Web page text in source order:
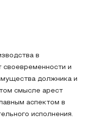
в
своевременности и
должника и
смысле арест
аспектом в
исполнения.